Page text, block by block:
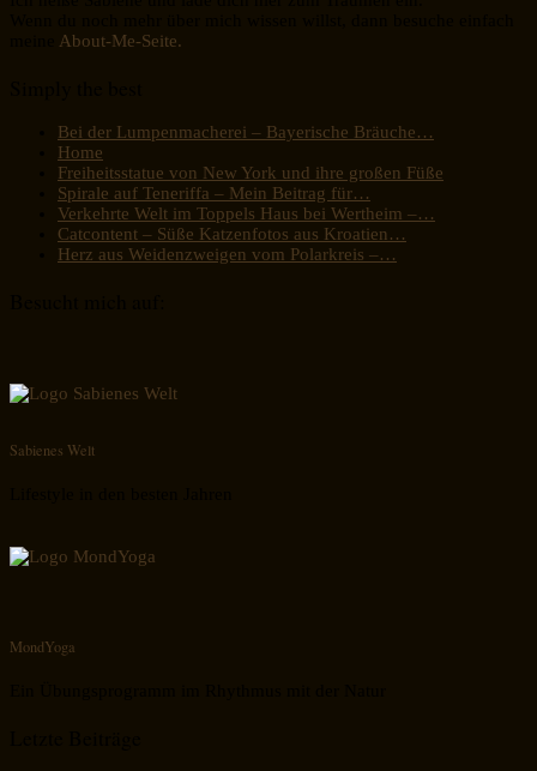
About-Me-Seite.
Bei der Lumpenmacherei – Bayerische Bräuche…
Home
Freiheitsstatue von New York und ihre großen Füße
Spirale auf Teneriffa – Mein Beitrag für…
Verkehrte Welt im Toppels Haus bei Wertheim –…
Catcontent – Süße Katzenfotos aus Kroatien…
Herz aus Weidenzweigen vom Polarkreis –…
Sabienes Welt
MondYoga